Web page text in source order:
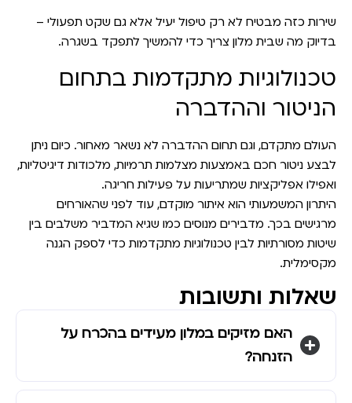
שירות כזה מבטיח לא רק טיפול יעיל אלא גם שקט תפעולי –
בדיוק מה שבית מלון צריך כדי להמשיך לתפקד בשגרה.
טכנולוגיות מתקדמות בתחום
הניטור וההדברה
העולם מתקדם, וגם תחום ההדברה לא נשאר מאחור. כיום ניתן
לבצע ניטור חכם באמצעות מצלמות תרמיות, מלכודות דיגיטליות,
ואפילו אפליקציות שמתריעות על פעילות חריגה.
היתרון המשמעותי הוא איתור מוקדם, עוד לפני שהאורחים
מרגישים בכך. מדבירים מנוסים כמו שגיא המדביר משלבים בין
שיטות מסורתיות לבין טכנולוגיות מתקדמות כדי לספק הגנה
מקסימלית.
שאלות ותשובות
האם מזיקים במלון מעידים בהכרח על
הזנחה?